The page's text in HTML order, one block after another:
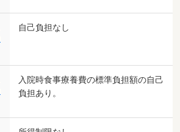
自己負担なし
入院時食事療養費の標準負担額の自己
負担あり。